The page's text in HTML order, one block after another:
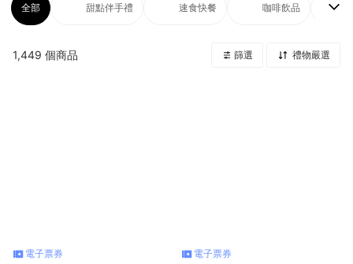
全部 甜點伴手禮 速食快餐 咖啡飲品
1,449 個商品 篩選 禮物嚴選
電子票券 電子票券